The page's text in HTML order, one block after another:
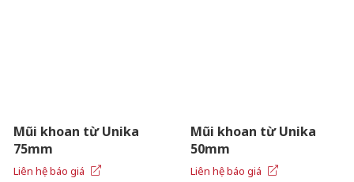
Mũi khoan từ Unika
75mm
Liên hệ báo giá
Mũi khoan từ Unika
50mm
Liên hệ báo giá